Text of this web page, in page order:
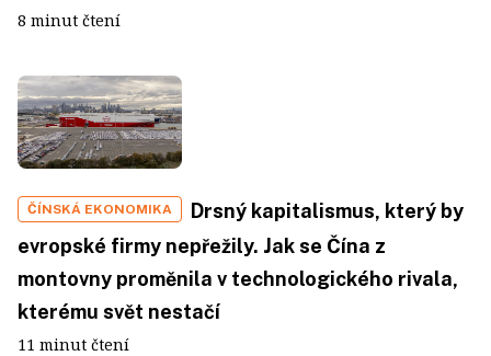
8 minut čtení
ČÍNSKÁ EKONOMIKA
Drsný kapitalismus, který by
evropské firmy nepřežily. Jak se Čína z
montovny proměnila v technologického rivala,
kterému svět nestačí
11 minut čtení